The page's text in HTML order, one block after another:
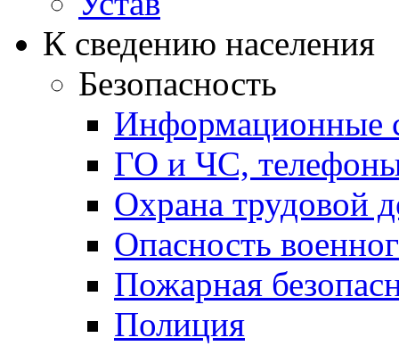
К сведению населения
Безопасность
Информационные
ГО и ЧС,
Охрана трудовой
Опасность
Пожарная
Полиция